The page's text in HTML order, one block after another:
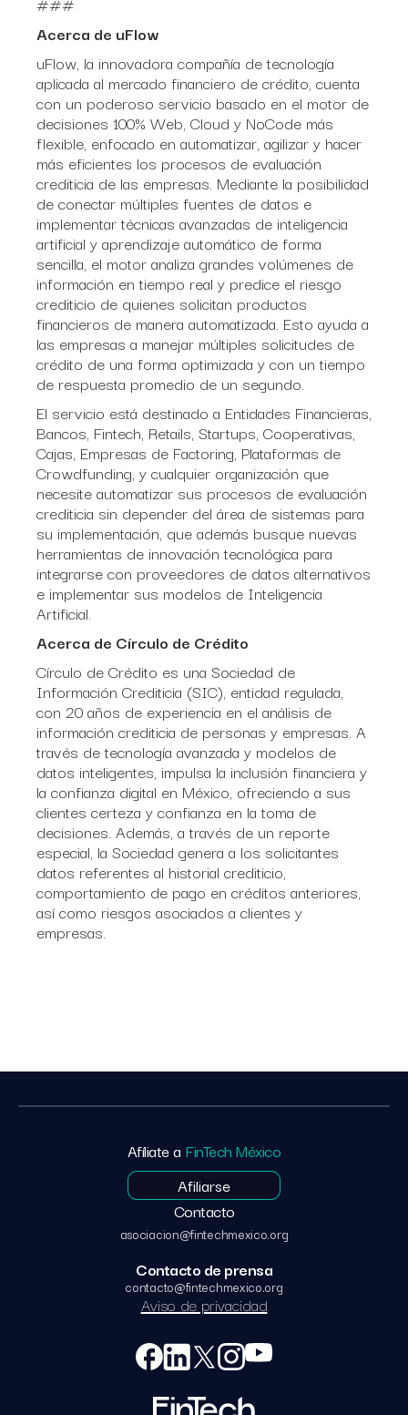
Acerca de uFlow
uFlow, la innovadora compañía de tecnología
aplicada al mercado financiero de crédito, cuenta
con un poderoso servicio basado en el motor de
decisiones 100% Web, Cloud y NoCode más
flexible, enfocado en automatizar, agilizar y hacer
más eficientes los procesos de evaluación
crediticia de las empresas. Mediante la posibilidad
de conectar múltiples fuentes de datos e
implementar técnicas avanzadas de inteligencia
artificial y aprendizaje automático de forma
sencilla, el motor analiza grandes volúmenes de
información en tiempo real y predice el riesgo
crediticio de quienes solicitan productos
financieros de manera automatizada. Esto ayuda a
las empresas a manejar múltiples solicitudes de
crédito de una forma optimizada y con un tiempo
de respuesta promedio de un segundo.
El servicio está destinado a Entidades Financieras,
Bancos, Fintech, Retails, Startups, Cooperativas,
Cajas, Empresas de Factoring, Plataformas de
Crowdfunding, y cualquier organización que
necesite automatizar sus procesos de evaluación
crediticia sin depender del área de sistemas para
su implementación, que además busque nuevas
herramientas de innovación tecnológica para
integrarse con proveedores de datos alternativos
e implementar sus modelos de Inteligencia
Artificial.
Acerca de Círculo de Crédito
Círculo de Crédito es una Sociedad de
Información Crediticia (SIC), entidad regulada,
con 20 años de experiencia en el análisis de
información crediticia de personas y empresas. A
través de tecnología avanzada y modelos de
datos inteligentes, impulsa la inclusión financiera y
la confianza digital en México, ofreciendo a sus
clientes certeza y confianza en la toma de
decisiones. Además, a través de un reporte
especial, la Sociedad genera a los solicitantes
datos referentes al historial crediticio,
comportamiento de pago en créditos anteriores,
así como riesgos asociados a clientes y
empresas.
Afíliate a FinTech México
Afiliarse
Contacto
asociacion@fintechmexico.org
Contacto de prensa
contacto@fintechmexico.org
Aviso de privacidad